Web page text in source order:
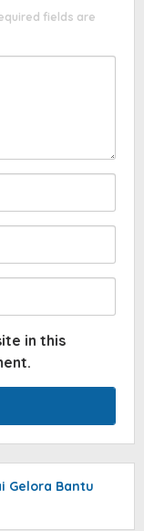
fields are
in this
Gelora Bantu